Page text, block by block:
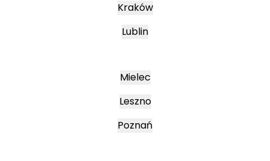
Kraków
Lublin
Mielec
Leszno
Poznań